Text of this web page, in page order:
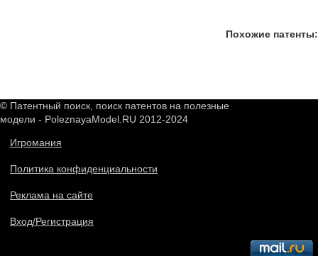
Похожие патенты:
© Патентный поиск, поиск патентов на полезные
модели - PoleznayaModel.RU 2012-2024
Игромания
Политика конфиденциальности
Реклама на сайте
Вход/Регистрация